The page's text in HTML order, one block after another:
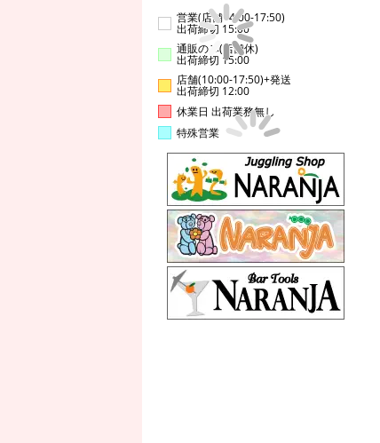
営業(店舗14:00-17:50)
出荷締切 15:00
通販のみ(店舗休)
出荷締切 15:00
店舗(10:00-17:50)+発送
出荷締切 12:00
休業日 出荷業務無し
特殊営業